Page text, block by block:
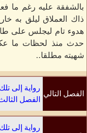
بالشفقة عليه رغم ما
ذاك العملاق ليلق به
هدوء تام ليجلس على
حدث منذ لحظات ما
شهيته مطلقا..
الفصل التالي
رواية إلى
الفصل
رواية إلى